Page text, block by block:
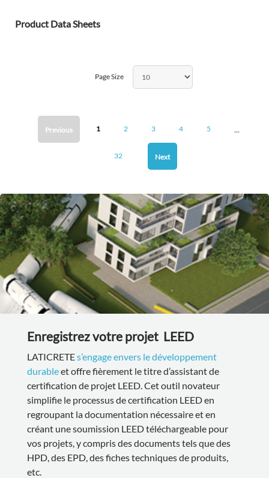
Product Data Sheets
Previous 1 2 3 4 5 ...
32 Next
Page Size
Enregistrez votre projet LEED
LATICRETEs’engage envers le développement
durableet offre fièrement le titre d’assistant de
certification de projet LEED. Cet outil novateur
simplifie le processus de certification LEED en
regroupant la documentation nécessaire et en
créant une soumission LEED téléchargeable pour
vos projets, y compris des documents tels que des
HPD, des EPD, des fiches techniques de produits,
etc.